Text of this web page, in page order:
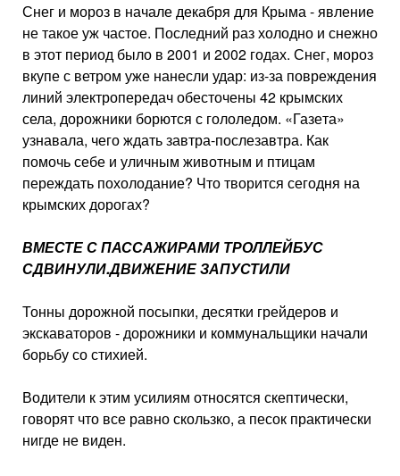
Снег и мороз в начале дека­бря для Крыма - явление
не такое уж частое. Последний раз холодно и снежно
в этот период было в 2001 и 2002 годах. Снег, мороз
вкупе с ветром уже нанесли удар: из-за повреждения
линий электропередач обесточены 42 крымских
села, дорожники борются с гололедом. «Газе­та»
узнавала, чего ждать зав­тра-послезавтра. Как
помочь себе и уличным животным и птицам
переждать похолода­ние? Что творится сегодня на
крымских дорогах?
ВМЕСТЕ С ПАССАЖИРАМИ ТРОЛЛЕЙБУС
СДВИНУЛИ.ДВИЖЕНИЕ ЗАПУСТИЛИ
Тонны дорожной посыпки, десятки грейдеров и
экскаваторов - дорожники и коммунальщики начали
борьбу со стихией.
Водители к этим усилиям относятся скептически,
говорят что все равно скользко, а песок практически
нигде не виден.